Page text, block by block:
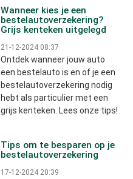
Wanneer kies je een
bestelautoverzekering?
Grijs kenteken uitgelegd
21-12-2024 08:37
Ontdek wanneer jouw auto
een bestelauto is en of je een
bestelautoverzekering nodig
hebt als particulier met een
grijs kenteken. Lees onze tips!
Tips om te besparen op je
bestelautoverzekering
17-12-2024 20:39